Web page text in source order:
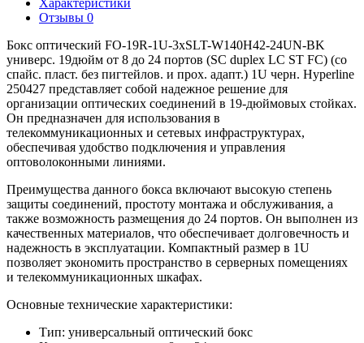
Отзывы 0
Бокс оптический FO-19R-1U-3хSLT-W140H42-24UN-BK
универс. 19дюйм от 8 до 24 портов (SC duplex LC ST FC) (со
спайс. пласт. без пигтейлов. и прох. адапт.) 1U черн. Hyperline
250427 представляет собой надежное решение для
организации оптических соединений в 19-дюймовых стойках.
Он предназначен для использования в
телекоммуникационных и сетевых инфраструктурах,
обеспечивая удобство подключения и управления
оптоволоконными линиями.
Преимущества данного бокса включают высокую степень
защиты соединений, простоту монтажа и обслуживания, а
также возможность размещения до 24 портов. Он выполнен из
качественных материалов, что обеспечивает долговечность и
надежность в эксплуатации. Компактный размер в 1U
позволяет экономить пространство в серверных помещениях
и телекоммуникационных шкафах.
Основные технические характеристики:
Тип: универсальный оптический бокс